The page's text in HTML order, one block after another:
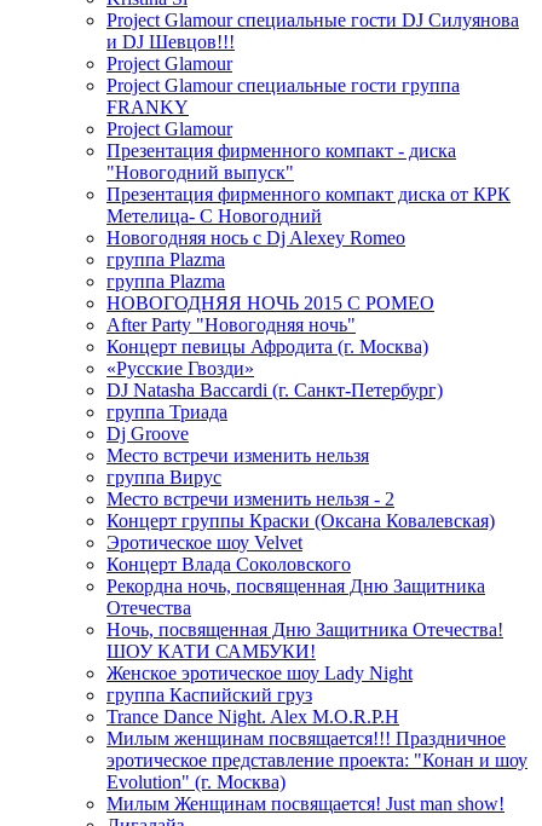
Project Glamour специальные гости DJ Силуянова
и DJ Шевцов!!!
Project Glamour
Project Glamour специальные гости группа
FRANKY
Project Glamour
Презентация фирменного компакт - диска
"Новогодний выпуск"
Презентация фирменного компакт диска от КРК
Метелица- С Новогодний
Новогодняя нось с Dj Alexey Romeo
группа Plazma
группа Plazma
НОВОГОДНЯЯ НОЧЬ 2015 C РОМЕО
After Party "Новогодняя ночь"
Концерт певицы Афродита (г. Москва)
«Русские Гвозди»
DJ Natasha Baccardi (г. Санкт-Петербург)
группа Триада
Dj Groove
Место встречи изменить нельзя
группа Вирус
Место встречи изменить нельзя - 2
Концерт группы Краски (Оксана Ковалевская)
Эротическое шоу Velvet
Концерт Влада Соколовского
Рекордна ночь, посвященная Дню Защитника
Отечества
Ночь, посвященная Дню Защитника Отечества!
ШОУ КАТИ САМБУКИ!
Женское эротическое шоу Lady Night
группа Каспийский груз
Trance Dance Night. Alex M.O.R.P.H
Милым женщинам посвящается!!! Праздничное
эротическое представление проекта: "Конан и шоу
Evolution" (г. Москва)
Милым Женщинам посвящается! Just man show!